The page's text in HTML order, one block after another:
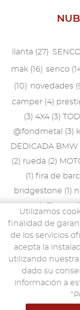
Utilizamos
finalidad de
de los servicios
acepta la
utilizando
dado su
información a
llanta (27)
mak (16) senco
(10) novedades
camper (4)
(3) 4X4 (3)
@fondmetal (3)
DEDICADA BMW
(2) rueda (2)
(1) fira de
bridgestone (1)
peak(1)
accesorios(1)
rueda de
(1)